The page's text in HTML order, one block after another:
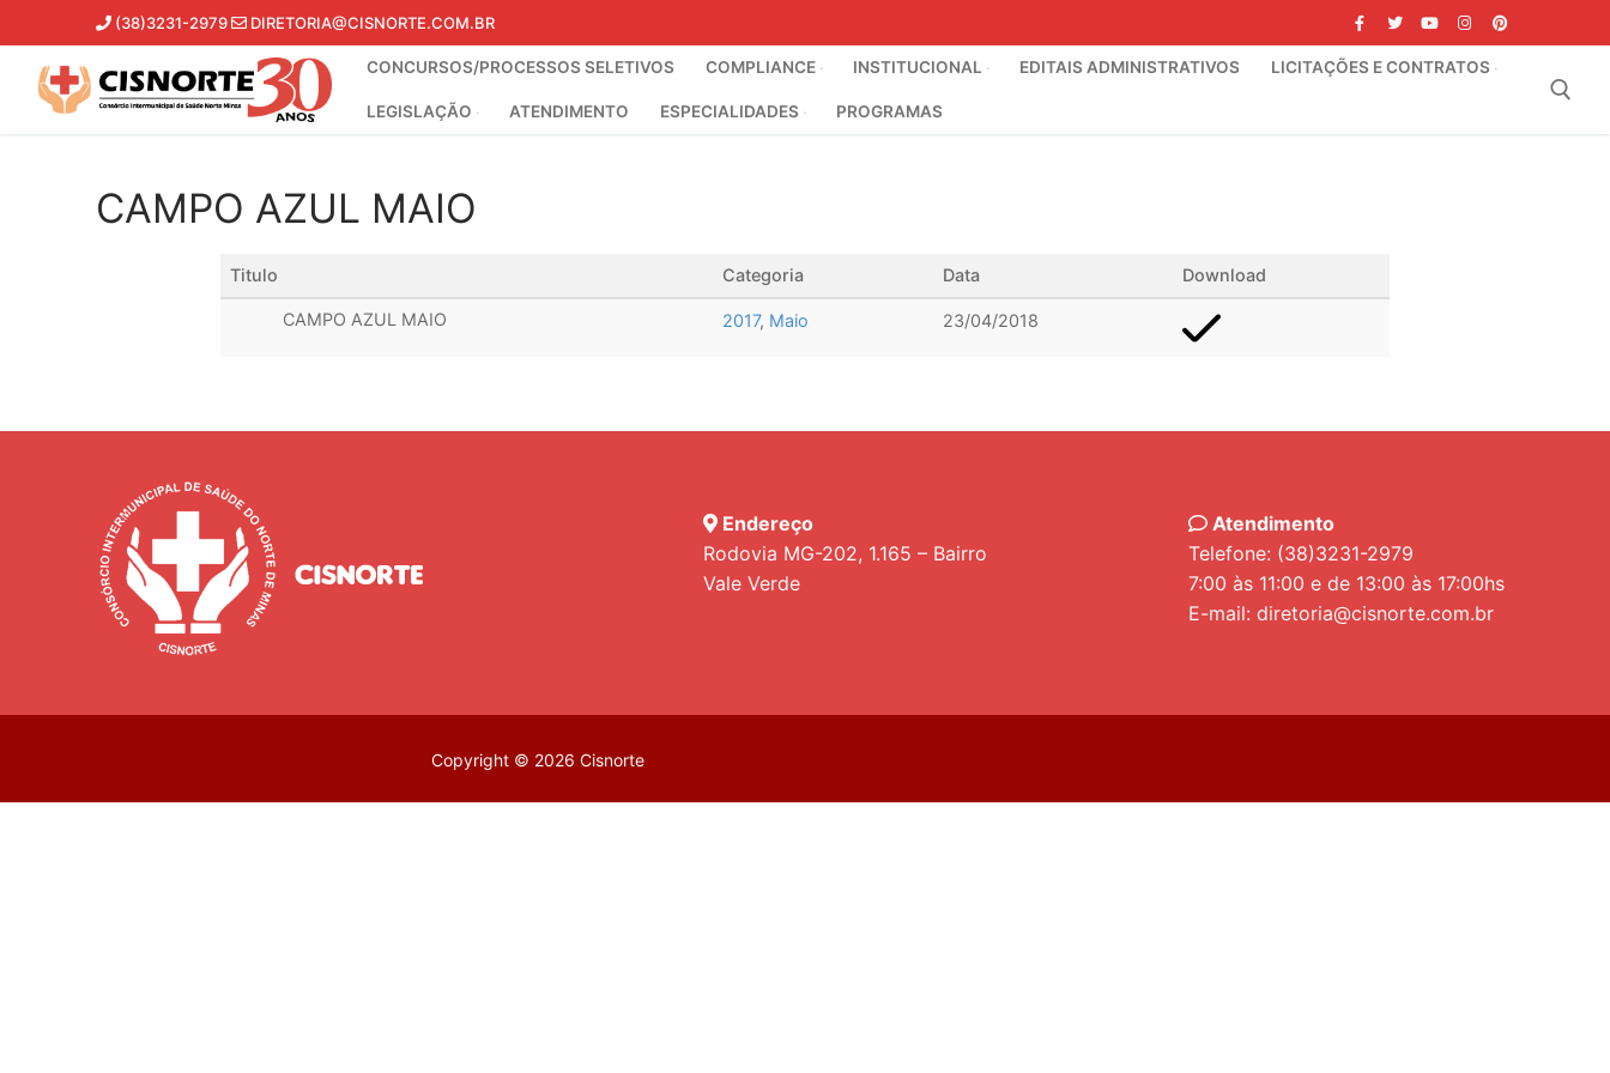
para
conteúdo
(38)3231-2979 DIRETORIA@CISNORTE.COM.BR
CONCURSOS/PROCESSOS SELETIVOS COMPLIANCE INSTITUCIONAL EDITAIS ADMINISTRATIVOS LICITAÇÕES E CONTRATOS
LEGISLAÇÃO ATENDIMENTO ESPECIALIDADES PROGRAMAS
CAMPO AZUL MAIO
Titulo Categoria Data Download
CAMPO AZUL MAIO 2017, Maio 23/04/2018
Endereço
Rodovia MG-202, 1.165 – Bairro
Vale Verde
Atendimento
Telefone: (38)3231-2979
7:00 às 11:00 e de 13:00 às 17:00hs
E-mail: diretoria@cisnorte.com.br
Copyright © 2026 Cisnorte